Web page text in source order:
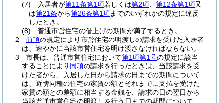
(7)
入居者が第11条第1項若しくは第2項 第12条第1項又
は第21条から第26条第1項までのいずれかの規定に違反
したとき。
(8)
普通市営住宅の借上げの期間が満了するとき。
2
前項の規定により市営住宅の明渡しの請求を受けた入居者
は、速やかに当該市営住宅を明け渡さなければならない。
3
市長は、普通市営住宅において第1項第1号の規定に該当
することにより 同項の請求を行ったときは、当該請求を受
けた者から、入居した日から請求の日までの期間について
は、近傍同種の住宅の家賃の額とそれまでに支払を受けた
家賃の額との差額に相当する金銭を、請求の日の翌日から
当該普通市営住宅の明渡しを行う日までの期間について